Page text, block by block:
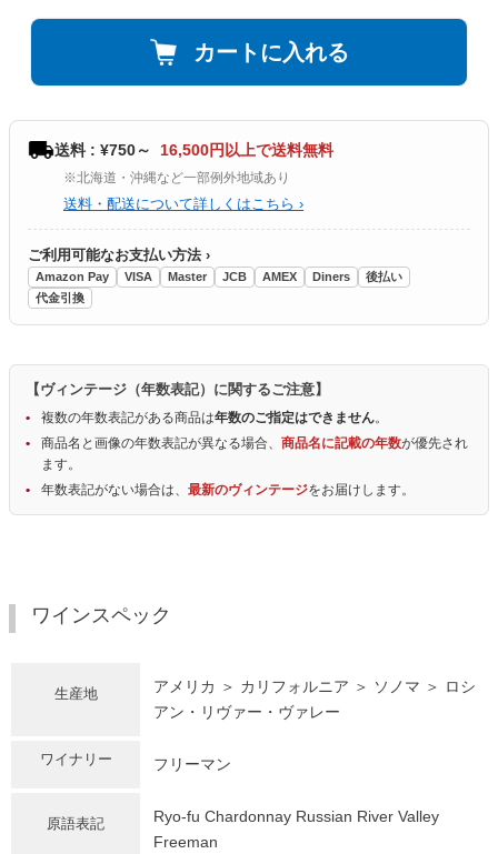
カートに入れる
送料 : ¥750～ 16,500円以上で送料無料
※北海道・沖縄など一部例外地域あり
送料・配送について詳しくはこちら ›
ご利用可能なお支払い方法 ›
Amazon Pay VISA Master JCB AMEX Diners
後払い
代金引換
【ヴィンテージ（年数表記）に関するご注意】
複数の年数表記がある商品は年数のご指定はできません。
商品名と画像の年数表記が異なる場合、 商品名に記載の年数が優先され
ます。
年数表記がない場合は、 最新のヴィンテージをお届けします。
ワインスペック
生産地
アメリカ ＞ カリフォルニア ＞ ソノマ ＞ ロシ
アン・リヴァー・ヴァレー
ワイナリー フリーマン
原語表記
Ryo-fu Chardonnay Russian River Valley
Freeman